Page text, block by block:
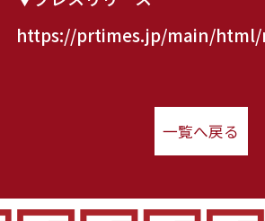
https://prtimes.jp/main/html/
一覧へ戻る